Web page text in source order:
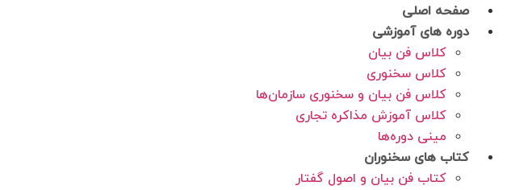
پرش
صفحه اصلی
دوره های آموزشی
کلاس فن بیان
کلاس سخنوری
کلاس فن بیان و سخنوری سازمان‌ها
کلاس آموزش مذاکره تجاری
مینی دوره‌ها
کتاب های سخنوران
کتاب فن بیان و اصول گفتار